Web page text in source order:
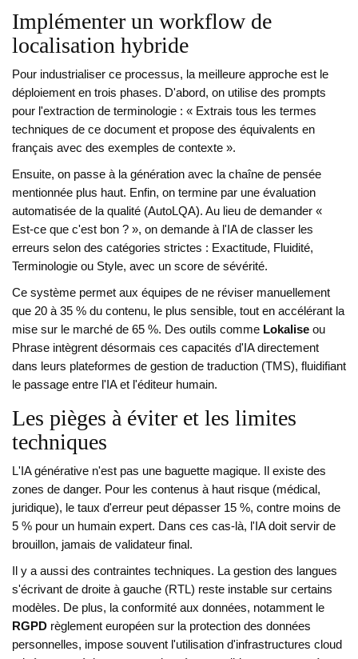
Implémenter un workflow de
localisation hybride
Pour industrialiser ce processus, la meilleure approche est le
déploiement en trois phases. D'abord, on utilise des prompts
pour l'extraction de terminologie : « Extrais tous les termes
techniques de ce document et propose des équivalents en
français avec des exemples de contexte ».
Ensuite, on passe à la génération avec la chaîne de pensée
mentionnée plus haut. Enfin, on termine par une évaluation
automatisée de la qualité (AutoLQA). Au lieu de demander «
Est-ce que c'est bon ? », on demande à l'IA de classer les
erreurs selon des catégories strictes : Exactitude, Fluidité,
Terminologie ou Style, avec un score de sévérité.
Ce système permet aux équipes de ne réviser manuellement
que 20 à 35 % du contenu, le plus sensible, tout en accélérant la
mise sur le marché de 65 %. Des outils comme Lokalise ou
Phrase intègrent désormais ces capacités d'IA directement
dans leurs plateformes de gestion de traduction (TMS), fluidifiant
le passage entre l'IA et l'éditeur humain.
Les pièges à éviter et les limites
techniques
L'IA générative n'est pas une baguette magique. Il existe des
zones de danger. Pour les contenus à haut risque (médical,
juridique), le taux d'erreur peut dépasser 15 %, contre moins de
5 % pour un humain expert. Dans ces cas-là, l'IA doit servir de
brouillon, jamais de validateur final.
Il y a aussi des contraintes techniques. La gestion des langues
s'écrivant de droite à gauche (RTL) reste instable sur certains
modèles. De plus, la conformité aux données, notamment le
RGPD règlement européen sur la protection des données
personnelles, impose souvent l'utilisation d'infrastructures cloud